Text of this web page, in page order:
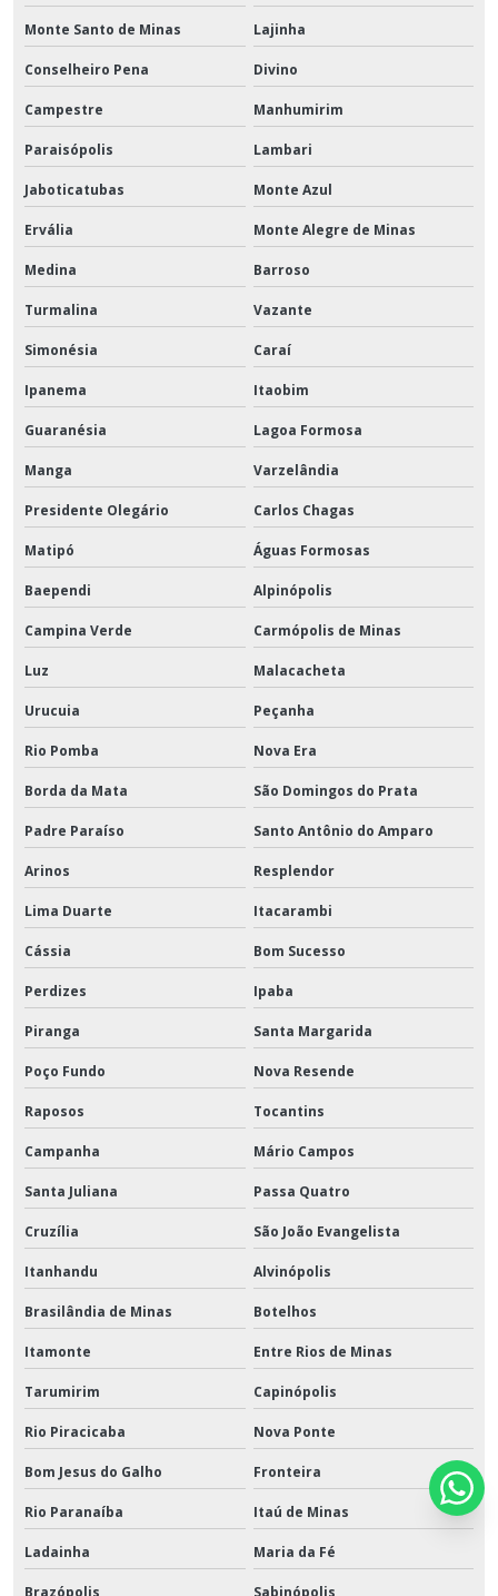
Monte Santo de Minas Lajinha
Conselheiro Pena Divino
Campestre Manhumirim
Paraisópolis Lambari
Jaboticatubas Monte Azul
Ervália Monte Alegre de Minas
Medina Barroso
Turmalina Vazante
Simonésia Caraí
Ipanema Itaobim
Guaranésia Lagoa Formosa
Manga Varzelândia
Presidente Olegário Carlos Chagas
Matipó Águas Formosas
Baependi Alpinópolis
Campina Verde Carmópolis de Minas
Luz Malacacheta
Urucuia Peçanha
Rio Pomba Nova Era
Borda da Mata São Domingos do Prata
Padre Paraíso Santo Antônio do Amparo
Arinos Resplendor
Lima Duarte Itacarambi
Cássia Bom Sucesso
Perdizes Ipaba
Piranga Santa Margarida
Poço Fundo Nova Resende
Raposos Tocantins
Campanha Mário Campos
Santa Juliana Passa Quatro
Cruzília São João Evangelista
Itanhandu Alvinópolis
Brasilândia de Minas Botelhos
Itamonte Entre Rios de Minas
Tarumirim Capinópolis
Rio Piracicaba Nova Ponte
Bom Jesus do Galho Fronteira
Rio Paranaíba Itaú de Minas
Ladainha Maria da Fé
Brazópolis Sabinópolis